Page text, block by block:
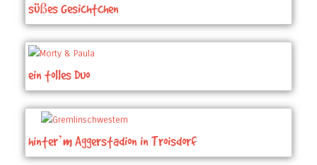
süßes Gesichtchen
ein tolles Duo
hinter’m Aggerstadion in Troisdorf